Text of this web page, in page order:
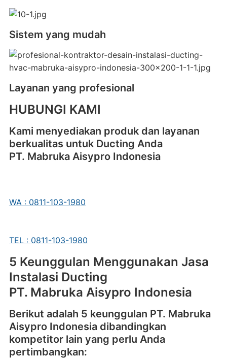
Sistem yang mudah
Layanan yang profesional
HUBUNGI KAMI
Kami menyediakan produk dan layanan
berkualitas untuk Ducting Anda
PT. Mabruka Aisypro Indonesia
WA : 0811-103-1980
TEL : 0811-103-1980
5 Keunggulan Menggunakan Jasa
Instalasi Ducting
PT. Mabruka Aisypro Indonesia
Berikut adalah 5 keunggulan PT. Mabruka
Aisypro Indonesia dibandingkan
kompetitor lain yang perlu Anda
pertimbangkan: